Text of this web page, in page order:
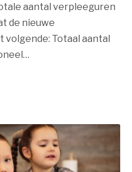
aantal verpleeguren
de nieuwe
Totaal aantal